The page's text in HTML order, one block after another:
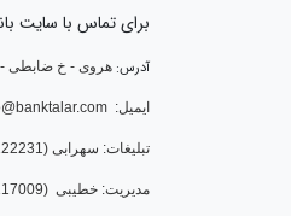
برای تماس با سایت
آدرس: هروی - خ ضابطی
ایمیل: info@banktalar.com
تبلیغات: سهرابی (09102122231)
مدیریت: خطیبی (09123117009)